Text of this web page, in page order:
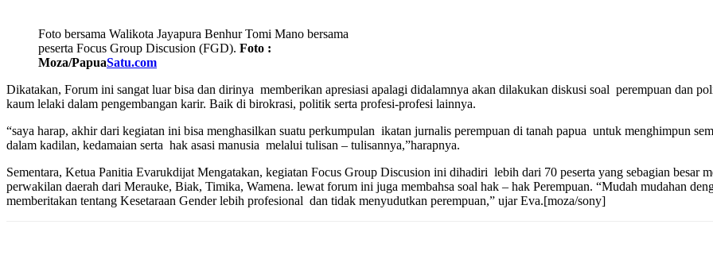
Foto bersama Walikota Jayapura Benhur Tomi Mano bersama
peserta Focus Group Discusion (FGD). Foto :
Moza/PapuaSatu.com
Dikatakan, Forum ini sangat luar bisa dan dirinya memberikan apresiasi apalagi didalamnya akan dilakukan diskusi soal perempuan dan
kaum lelaki dalam pengembangan karir. Baik di birokrasi, politik serta profesi-profesi lainnya.
“saya harap, akhir dari kegiatan ini bisa menghasilkan suatu perkumpulan ikatan jurnalis perempuan di tanah papua untuk menghimpun
dalam kadilan, kedamaian serta hak asasi manusia melalui tulisan – tulisannya,”harapnya.
Sementara, Ketua Panitia Evarukdijat Mengatakan, kegiatan Focus Group Discusion ini dihadiri lebih dari 70 peserta yang sebagian besar
perwakilan daerah dari Merauke, Biak, Timika, Wamena. lewat forum ini juga membahsa soal hak – hak Perempuan. “Mudah mudahan
memberitakan tentang Kesetaraan Gender lebih profesional dan tidak menyudutkan perempuan,” ujar Eva.[moza/sony]